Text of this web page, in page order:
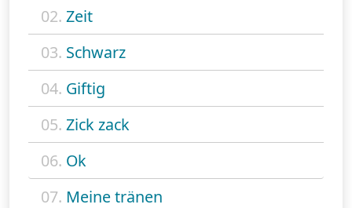
02. Zeit
03. Schwarz
04. Giftig
05. Zick zack
06. Ok
07. Meine tränen